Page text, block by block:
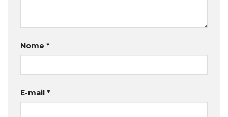
Nome *
E-mail *